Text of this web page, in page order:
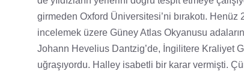
girmeden Oxford Üniversitesi’ni bırakotı. Henüz
incelemek üzere Güney Atlas Okyanusu
Johann Hevelius Dantzig’de, İngilitere Kraliyet
uğraşıyordu. Halley isabetli bir karar vermişti.